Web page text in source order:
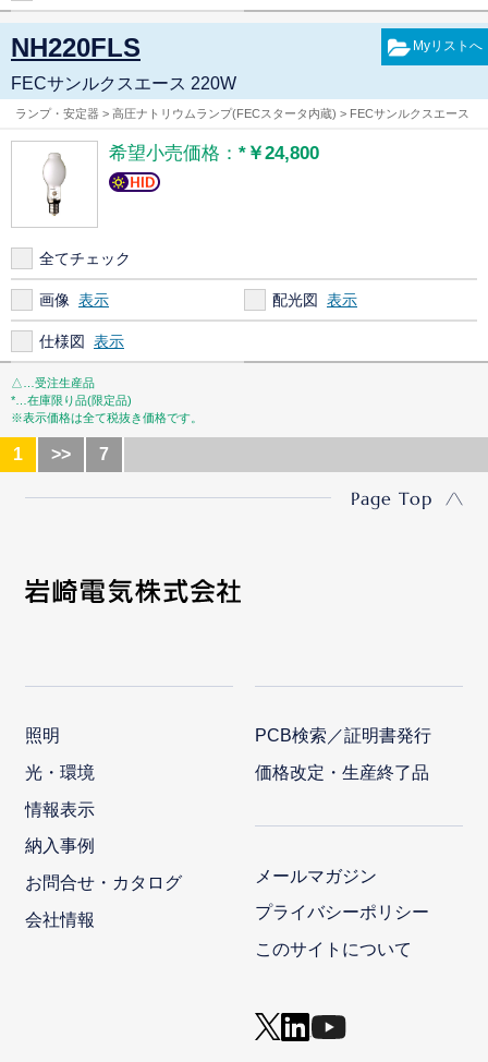
NH220FLS
FECサンルクスエース 220W
ランプ・安定器 > 高圧ナトリウムランプ(FECスタータ内蔵) > FECサンルクスエース
希望小売価格： *￥24,800
全てチェック
画像 配光図
仕様図
△…受注生産品
*…在庫限り品(限定品)
※表示価格は全て税抜き価格です。
1 >> 7
Page Top
照明
光・環境
情報表示
納入事例
お問合せ・カタログ
会社情報
PCB検索／証明書発行
価格改定・生産終了品
メールマガジン
プライバシーポリシー
このサイトについて